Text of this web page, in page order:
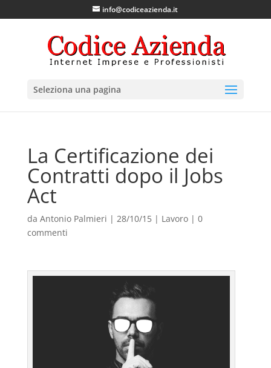
info@codiceazienda.it
Seleziona una pagina
La Certificazione dei
Contratti dopo il Jobs
Act
da Antonio Palmieri | 28/10/15| Lavoro| 0
commenti